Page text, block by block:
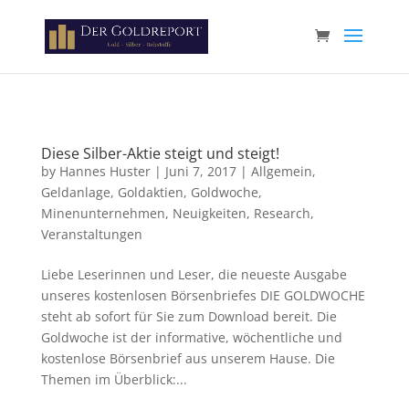
Diese Silber-Aktie steigt und steigt!
by Hannes Huster| Juni 7, 2017| Allgemein,
Geldanlage, Goldaktien, Goldwoche,
Minenunternehmen, Neuigkeiten, Research,
Veranstaltungen
Liebe Leserinnen und Leser, die neueste Ausgabe
unseres kostenlosen Börsenbriefes DIE GOLDWOCHE
steht ab sofort für Sie zum Download bereit. Die
Goldwoche ist der informative, wöchentliche und
kostenlose Börsenbrief aus unserem Hause. Die
Themen im Überblick:...